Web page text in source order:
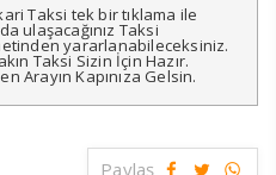
Taksi tek bir tıklama ile
ulaşacağınız Taksi
yararlanabileceksiniz.
Taksi Sizin İçin Hazır.
Arayın Kapınıza Gelsin.
Paylaş